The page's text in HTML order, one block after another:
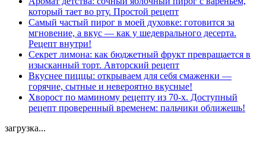
который тает во рту. Простой рецепт
Самый частый пирог в моей духовке: готовится за
мгновение, а вкус — как у шедеврального десерта.
Рецепт внутри!
Секрет лимона: как бюджетный фрукт превращается в
изысканный торт. Авторский рецепт
Вкуснее пиццы: открываем для себя смаженки —
горячие, сытные и невероятно вкусные!
Хворост по маминому рецепту из 70-х. Доступный
рецепт проверенный временем: пальчики оближешь!
загрузка...